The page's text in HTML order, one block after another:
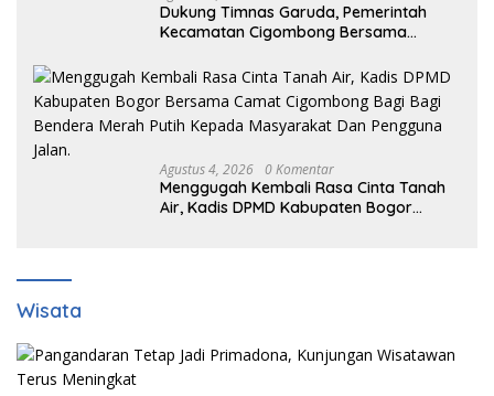
Dukung Timnas Garuda, Pemerintah
Kecamatan Cigombong Bersama
Agustus 4, 2026 0 Komentar
Menggugah Kembali Rasa Cinta Tanah
Air, Kadis DPMD Kabupaten Bogor
Wisata